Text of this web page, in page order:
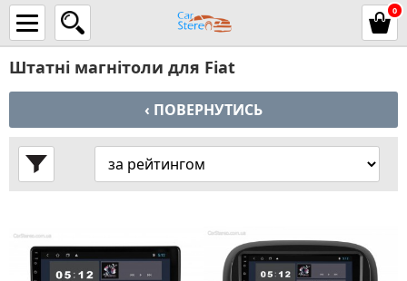
0
Штатні магнітоли для Fiat
‹ ПОВЕРНУТИСЬ